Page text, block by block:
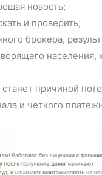
новость;
и проверить;
брокера,
населения,
причиной
и четкого